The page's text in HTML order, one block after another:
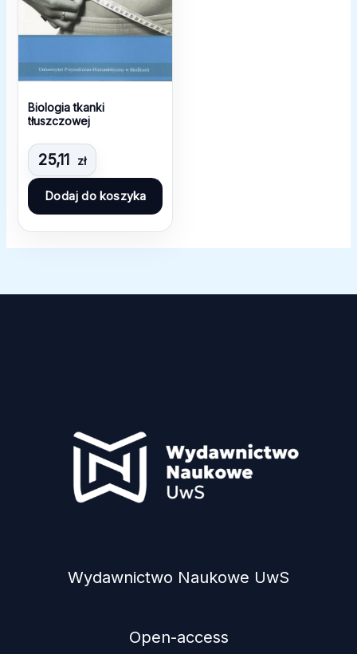
Biologia tkanki
tłuszczowej
25,11 zł
Dodaj do koszyka
Wydawnictwo Naukowe UwS
Open-access